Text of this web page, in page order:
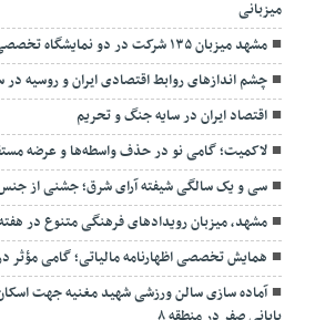
میزبانی
مشهد میزبان ۱۳۵ شرکت در دو نمایشگاه تخصصی چاپ و صنایع غذایی
چشم اندازهای روابط اقتصادی ایران و روسیه در سال
اقتصاد ایران در سایه جنگ و تحریم
لاکمیت؛ گامی نو در حذف واسطه‌ها و عرضه
سی و یک سالگی شیفته آرای شرق؛ جشنی از
مشهد، میزبان رویدادهای فرهنگی متنوع در
همایش تخصصی اظهارنامه مالیاتی؛ گامی مؤثر
آماده سازی سالن ورزشی شهید مغنیه جهت